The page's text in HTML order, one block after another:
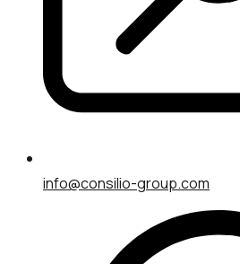
info@consilio-group.com